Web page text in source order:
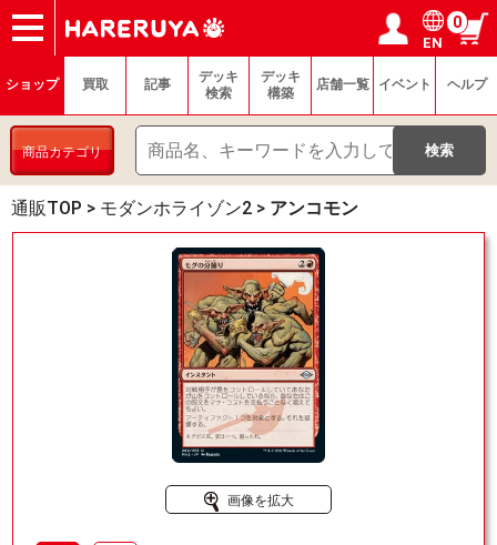
ショップ
買取
記事
デッキ検索
デッキ構築
選手一覧
店舗一覧
イベント
ヘルプ
お問い合わせ ログイン／会員登録
マイページ
EN
0
ショップ 買取 記事
デッキ
検索
デッキ
構築
店舗一覧 イベント ヘルプ
商品カテゴリ
通販TOP > モダンホライゾン2 > アンコモン
画像を拡大